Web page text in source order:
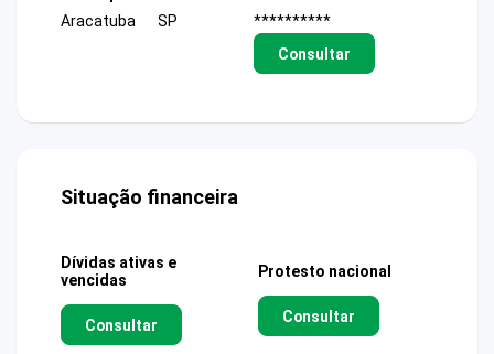
Aracatuba
SP
**********
Consultar
Situação financeira
Dívidas ativas e
vencidas
Consultar
Protesto nacional
Consultar